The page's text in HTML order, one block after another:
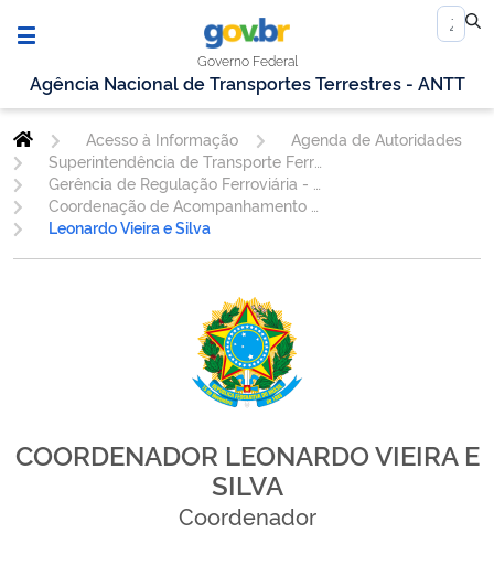
Governo Federal
Agência Nacional de Transportes Terrestres - ANTT
Acesso à Informação
Agenda de Autoridades
Superintendência de Transporte Ferroviário
Leonardo Vieira e Silva
COORDENADOR LEONARDO VIEIRA E
SILVA
Coordenador